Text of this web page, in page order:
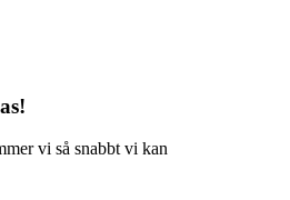
vi så snabbt vi kan